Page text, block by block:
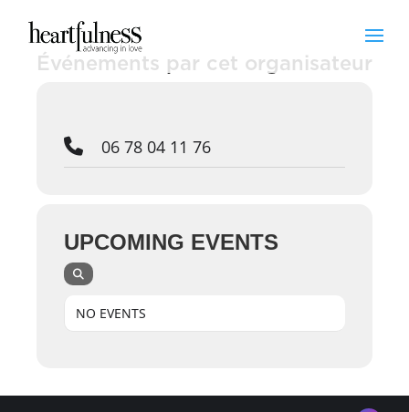
Événements par cet organisateur
06 78 04 11 76
UPCOMING EVENTS
NO EVENTS